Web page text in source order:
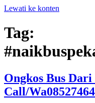
Lewati ke konten
Tag:
Ongkos Bus
Call/